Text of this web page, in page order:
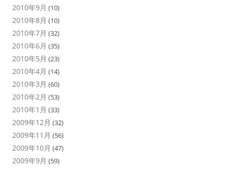
2010年9月 (10)
2010年8月 (10)
2010年7月 (32)
2010年6月 (35)
2010年5月 (23)
2010年4月 (14)
2010年3月 (60)
2010年2月 (53)
2010年1月 (33)
2009年12月 (32)
2009年11月 (56)
2009年10月 (47)
2009年9月 (59)